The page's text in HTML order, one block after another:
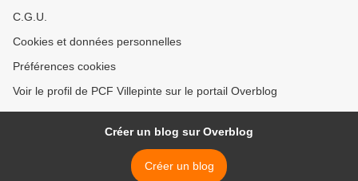
C.G.U.
Cookies et données personnelles
Préférences cookies
Voir le profil de PCF Villepinte sur le portail Overblog
Créer un blog sur Overblog
Créer un blog